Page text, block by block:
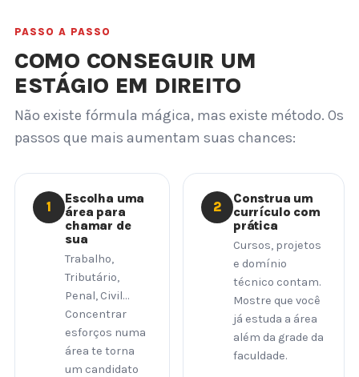
PASSO A PASSO
COMO CONSEGUIR UM
ESTÁGIO EM DIREITO
Não existe fórmula mágica, mas existe método. Os
passos que mais aumentam suas chances:
1
Escolha uma
área para
chamar de
sua
Trabalho,
Tributário,
Penal, Civil…
Concentrar
esforços numa
área te torna
um candidato
2
Construa um
currículo com
prática
Cursos, projetos
e domínio
técnico contam.
Mostre que você
já estuda a área
além da grade da
faculdade.